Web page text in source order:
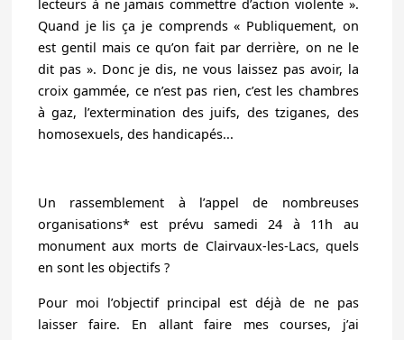
lecteurs à ne jamais commettre d’action violente ».
Quand je lis ça je comprends « Publiquement, on
est gentil mais ce qu’on fait par derrière, on ne le
dit pas ». Donc je dis, ne vous laissez pas avoir, la
croix gammée, ce n’est pas rien, c’est les chambres
à gaz, l’extermination des juifs, des tziganes, des
homosexuels, des handicapés...
Un rassemblement à l’appel de nombreuses
organisations* est prévu samedi 24 à 11h au
monument aux morts de Clairvaux-les-Lacs, quels
en sont les objectifs ?
Pour moi l’objectif principal est déjà de ne pas
laisser faire. En allant faire mes courses, j’ai